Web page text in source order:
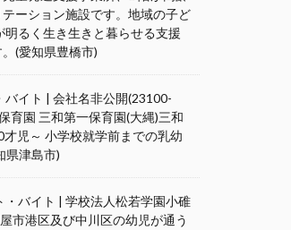
ーション施設です。地域の子ど
明るく生き生きと暮らせる支援
(愛知県豊橋市)
バイト | 会社名非公開(23100-
育園 三和第一保育園(大縄)三和
児～ 小学校就学前までの乳幼
県津島市)
・バイト | 学校法人松若学園小碓
市港区及び中川区の幼児が通う